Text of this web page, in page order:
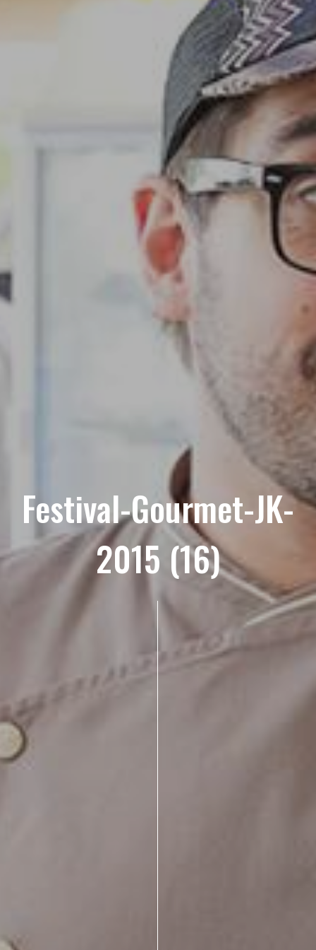
Festival-Gourmet-JK-
2015 (16)